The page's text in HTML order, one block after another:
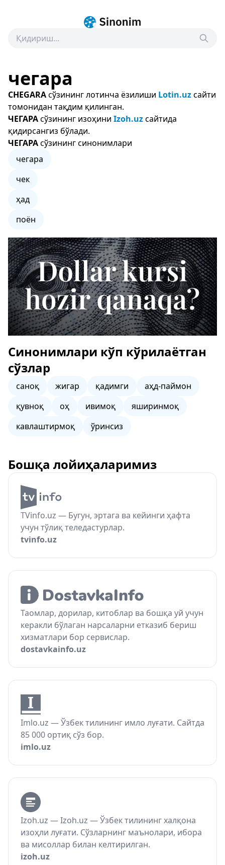
чегара
CHEGARAсўзининг лотинча ёзилиши Lotin.uzсайти
томонидан тақдим қилинган.
ЧЕГАРАсўзининг изоҳини Izoh.uzсайтида
қидирсангиз бўлади.
ЧЕГАРАсўзининг синонимлари
чегара
чек
ҳад
поён
Синонимлари кўп кўрилаётган
сўзлар
саноқ жигар қадимги
аҳд-паймон
қувноқ
оҳ ивимоқ
яширинмоқ
кавлаштирмоқ
ўринсиз
Бошқа лойиҳаларимиз
TVinfo.uz — Бугун, эртага ва кейинги ҳафта
учун тўлиқ теледастурлар.
tvinfo.uz
Таомлар, дорилар, китоблар ва бошқа уй учун
керакли бўлаган нарсаларни етказиб бериш
хизматлари бор сервислар.
dostavkainfo.uz
Imlo.uz — Ўзбек тилининг имло луғати. Сайтда
85 000 ортиқ сўз бор.
imlo.uz
Izoh.uz — Izoh.uz — Ўзбек тилининг халқона
изоҳли луғати. Сўзларнинг маънолари, ибора
ва мисоллар билан келтирилган.
izoh.uz